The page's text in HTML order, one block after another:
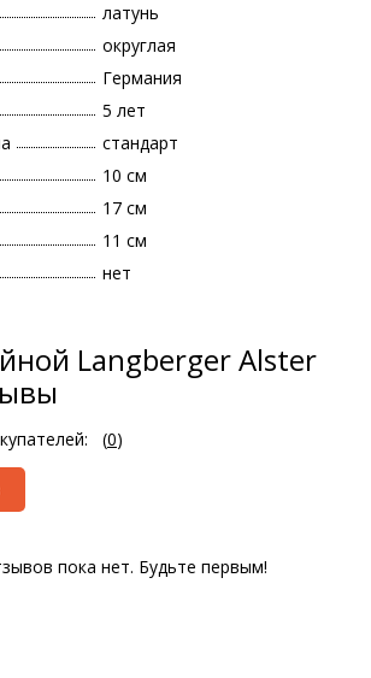
латунь
округлая
Германия
5 лет
стандарт
10 см
17 см
11 см
нет
Langberger Alster
(0)
пока нет. Будьте первым!